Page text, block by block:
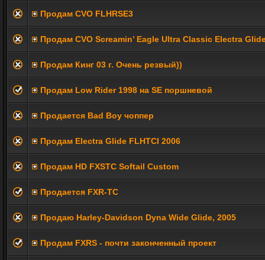
Продам CVO FLHRSE3
Продам CVO Screamin’ Eagle Ultra Classic Electra
Продам Кинг 03 г. Очень резвый))
Продам Low Rider 1998 на SE поршневой
Продается Bad Boy чоппер
Продам Electra Glide FLHTCI 2006
Продам HD FXSTC Softail Custom
Продается FXR-TC
Продаю Harley-Davidson Dyna Wide Glide, 2005
Продам FXRS - почти законченный проект